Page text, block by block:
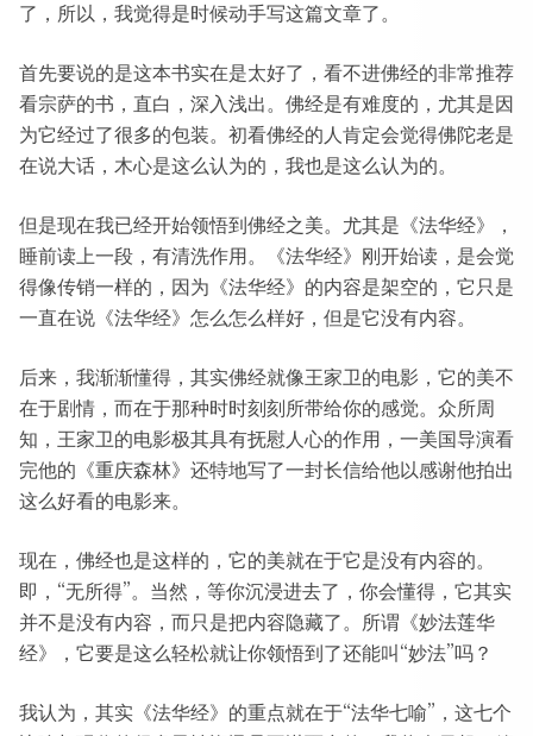
了，所以，我觉得是时候动手写这篇文章了。
首先要说的是这本书实在是太好了，看不进佛经的非常推荐
看宗萨的书，直白，深入浅出。佛经是有难度的，尤其是因
为它经过了很多的包装。初看佛经的人肯定会觉得佛陀老是
在说大话，木心是这么认为的，我也是这么认为的。
但是现在我已经开始领悟到佛经之美。尤其是《法华经》，
睡前读上一段，有清洗作用。《法华经》刚开始读，是会觉
得像传销一样的，因为《法华经》的内容是架空的，它只是
一直在说《法华经》怎么怎么样好，但是它没有内容。
后来，我渐渐懂得，其实佛经就像王家卫的电影，它的美不
在于剧情，而在于那种时时刻刻所带给你的感觉。众所周
知，王家卫的电影极其具有抚慰人心的作用，一美国导演看
完他的《重庆森林》还特地写了一封长信给他以感谢他拍出
这么好看的电影来。
现在，佛经也是这样的，它的美就在于它是没有内容的。
即，“无所得”。当然，等你沉浸进去了，你会懂得，它其实
并不是没有内容，而只是把内容隐藏了。所谓《妙法莲华
经》，它要是这么轻松就让你领悟到了还能叫“妙法”吗？
我认为，其实《法华经》的重点就在于“法华七喻”，这七个